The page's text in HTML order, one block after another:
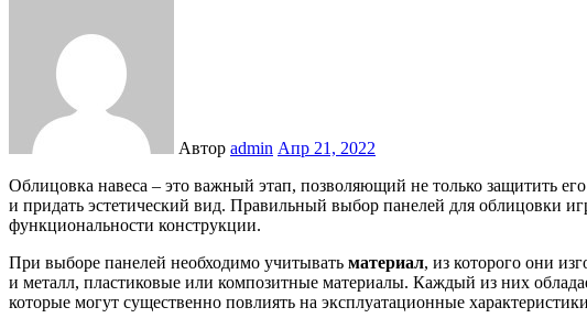
Автор admin Апр 21, 2022
Облицовка навеса – это важный этап, позволяющий не только защитить его от воздействия атмосферных факторов, но
и придать эстетический вид. Правильный выбор панелей для облицовки
функциональности конструкции.
При выборе панелей необходимо учитывать материал, из которого они
и металл, пластиковые или композитные материалы. Каждый из них
которые могут существенно повлиять на эксплуатационные